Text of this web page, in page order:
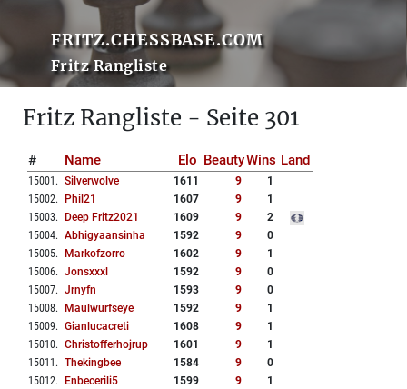
FRITZ.CHESSBASE.COM
Fritz Rangliste
Fritz Rangliste - Seite 301
# Name Elo BeautyWins Land
15001 . Silverwolve 1611 9
1
15002. Phil21 1607 9
1
15003. Deep Fritz2021 1609 9
2
15004. Abhigyaansinha 1592 9
0
15005. Markofzorro 1602 9
1
15006. Jonsxxxl 1592 9
0
15007. Jrnyfn 1593 9
0
15008. Maulwurfseye 1592 9
1
15009. Gianlucacreti 1608 9
1
15010. Christofferhojrup 1601 9
1
15011 . Thekingbee 1584 9
0
15012. Enbecerili5 1599 9
1